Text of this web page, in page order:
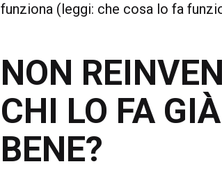
funziona (leggi: che cosa lo fa
NON
CHI LO FA
BENE?